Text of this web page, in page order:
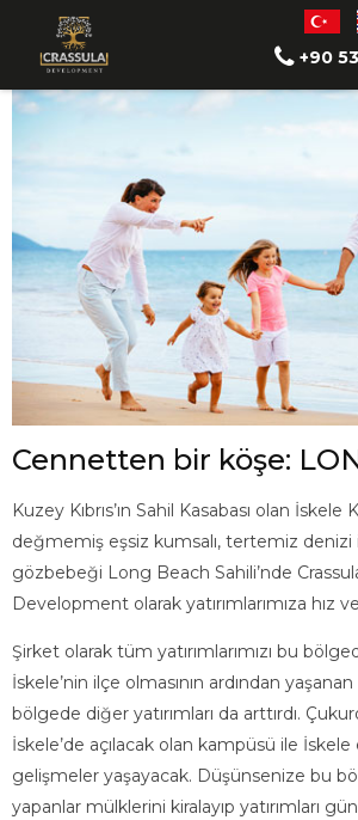
+90
Long Beach'te
Cennetten bir köşe:
Kuzey Kıbrıs’ın Sahil Kasabası olan İskele
değmemiş eşsiz kumsalı, tertemiz denizi
gözbebeği Long Beach Sahili’nde
Development olarak yatırımlarımıza hız
Şirket olarak tüm yatırımlarımızı bu
İskele’nin ilçe olmasının ardından
bölgede diğer yatırımları da arttırdı.
İskele’de açılacak olan kampüsü ile
gelişmeler yaşayacak. Düşünsenize bu
yapanlar mülklerini kiralayıp yatırımları